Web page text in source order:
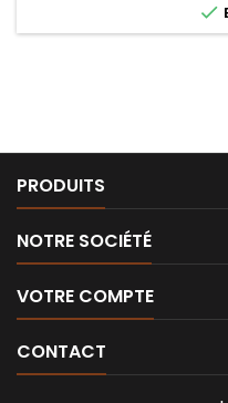

PRODUITS
NOTRE SOCIÉTÉ
VOTRE COMPTE
CONTACT